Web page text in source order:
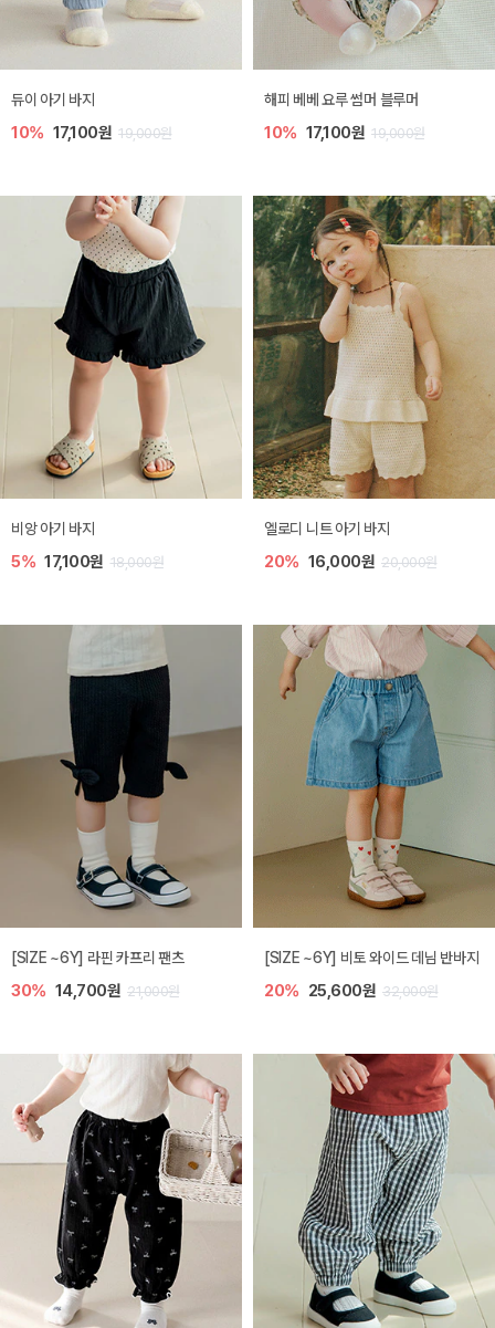
듀이 아기 바지
10% 17,100원 19,000원
해피 베베 요루 썸머 블루머
10% 17,100원 19,000원
비앙 아기 바지
5% 17,100원 18,000원
엘로디 니트 아기 바지
20% 16,000원 20,000원
[SIZE ~6Y] 라핀 카프리 팬츠
30% 14,700원 21,000원
[SIZE ~6Y] 비토 와이드 데님 반바지
20% 25,600원 32,000원